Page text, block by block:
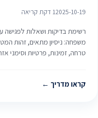
2025-10-191 דקת קריאה
רשימת בדיקות ושאלות לפגישה
משפחה: ניסיון מתאים, זהות
טרחה, זמינות, פרטיות וסימני
קראו מדריך